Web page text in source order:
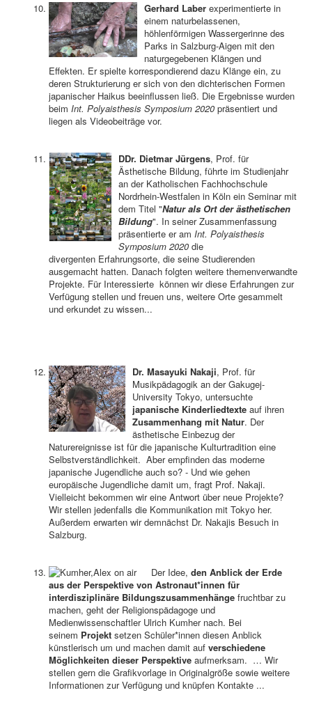
Gerhard Laber experimentierte in
einem naturbelassenen,
höhlenförmigen Wassergerinne des
Parks in Salzburg-Aigen mit den
naturgegebenen Klängen und
Effekten. Er spielte korrespondierend dazu Klänge ein, zu
deren Strukturierung er sich von den dichterischen Formen
japanischer Haikus beeinflussen ließ. Die Ergebnisse wurden
beim Int. Polyaisthesis Symposium 2020 präsentiert und
liegen als Videobeiträge vor.
DDr. Dietmar Jürgens, Prof. für
Ästhetische Bildung, führte im Studienjahr
an der Katholischen Fachhochschule
Nordrhein-Westfalen in Köln ein Seminar mit
dem Titel "Natur als Ort der ästhetischen
Bildung". In seiner Zusammenfassung
präsentierte er am Int. Polyaisthesis
Symposium 2020 die
divergenten Erfahrungsorte, die seine Studierenden
ausgemacht hatten. Danach folgten weitere themenverwandte
Projekte. Für Interessierte können wir diese Erfahrungen zur
Verfügung stellen und freuen uns, weitere Orte gesammelt
und erkundet zu wissen...
Dr. Masayuki Nakaji, Prof. für
Musikpädagogik an der Gakugej-
University Tokyo, untersuchte
japanische Kinderliedtexte auf ihren
Zusammenhang mit Natur. Der
ästhetische Einbezug der
Naturereignisse ist für die japanische Kulturtradition eine
Selbstverständlichkeit. Aber empfinden das moderne
japanische Jugendliche auch so? - Und wie gehen
europäische Jugendliche damit um, fragt Prof. Nakaji.
Vielleicht bekommen wir eine Antwort über neue Projekte?
Wir stellen jedenfalls die Kommunikation mit Tokyo her.
Außerdem erwarten wir demnächst Dr. Nakajis Besuch in
Salzburg.
Der Idee,den Anblick der Erde
aus der Perspektive von Astronaut*innen für
interdisziplinäre Bildungszusammenhänge fruchtbar zu
machen, geht der Religionspädagoge und
Medienwissenschaftler Ulrich Kumher nach. Bei
seinem Projekt setzen Schüler*innen diesen Anblick
künstlerisch um und machen damit auf verschiedene
Möglichkeiten dieser Perspektive aufmerksam. … Wir
stellen gern die Grafikvorlage in Originalgröße sowie weitere
Informationen zur Verfügung und knüpfen Kontakte ...